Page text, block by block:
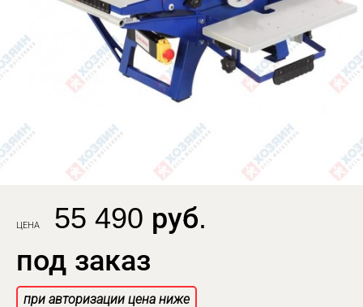
ЦЕНА
55 490 руб.
под заказ
при авторизации цена ниже